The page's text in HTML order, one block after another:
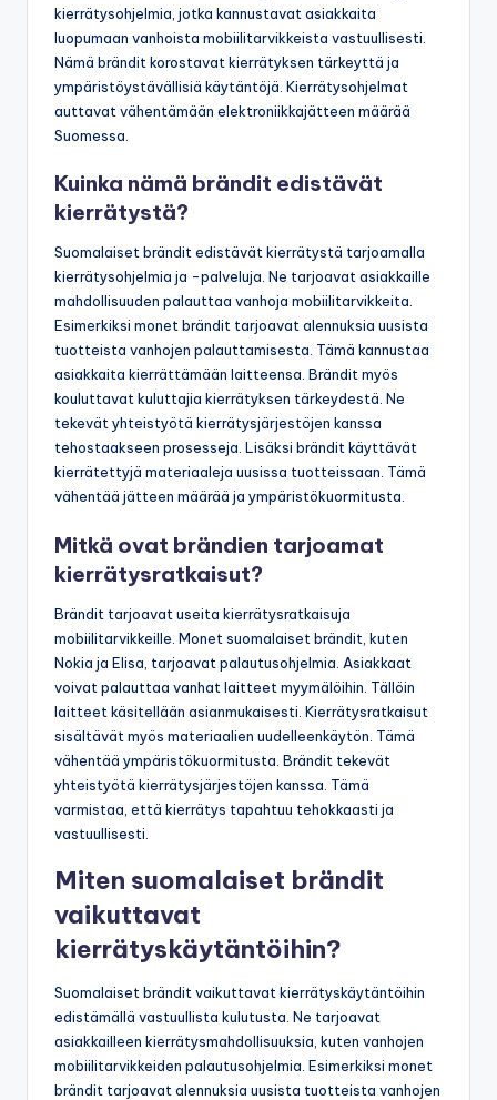
kierrätysohjelmia, jotka kannustavat asiakkaita
luopumaan vanhoista mobiilitarvikkeista vastuullisesti.
Nämä brändit korostavat kierrätyksen tärkeyttä ja
ympäristöystävällisiä käytäntöjä. Kierrätysohjelmat
auttavat vähentämään elektroniikkajätteen määrää
Suomessa.
Kuinka nämä brändit edistävät
kierrätystä?
Suomalaiset brändit edistävät kierrätystä tarjoamalla
kierrätysohjelmia ja -palveluja. Ne tarjoavat asiakkaille
mahdollisuuden palauttaa vanhoja mobiilitarvikkeita.
Esimerkiksi monet brändit tarjoavat alennuksia uusista
tuotteista vanhojen palauttamisesta. Tämä kannustaa
asiakkaita kierrättämään laitteensa. Brändit myös
kouluttavat kuluttajia kierrätyksen tärkeydestä. Ne
tekevät yhteistyötä kierrätysjärjestöjen kanssa
tehostaakseen prosesseja. Lisäksi brändit käyttävät
kierrätettyjä materiaaleja uusissa tuotteissaan. Tämä
vähentää jätteen määrää ja ympäristökuormitusta.
Mitkä ovat brändien tarjoamat
kierrätysratkaisut?
Brändit tarjoavat useita kierrätysratkaisuja
mobiilitarvikkeille. Monet suomalaiset brändit, kuten
Nokia ja Elisa, tarjoavat palautusohjelmia. Asiakkaat
voivat palauttaa vanhat laitteet myymälöihin. Tällöin
laitteet käsitellään asianmukaisesti. Kierrätysratkaisut
sisältävät myös materiaalien uudelleenkäytön. Tämä
vähentää ympäristökuormitusta. Brändit tekevät
yhteistyötä kierrätysjärjestöjen kanssa. Tämä
varmistaa, että kierrätys tapahtuu tehokkaasti ja
vastuullisesti.
Miten suomalaiset brändit
vaikuttavat
kierrätyskäytäntöihin?
Suomalaiset brändit vaikuttavat kierrätyskäytäntöihin
edistämällä vastuullista kulutusta. Ne tarjoavat
asiakkailleen kierrätysmahdollisuuksia, kuten vanhojen
mobiilitarvikkeiden palautusohjelmia. Esimerkiksi monet
brändit tarjoavat alennuksia uusista tuotteista vanhojen